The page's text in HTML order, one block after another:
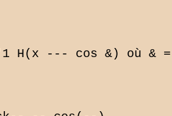
H(x --- cos &) où & =